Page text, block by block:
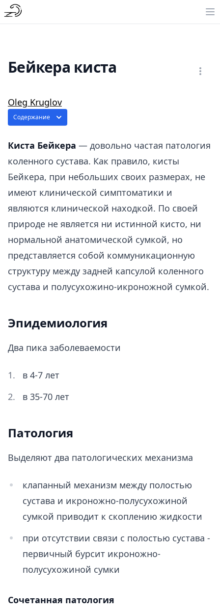
Бейкера киста
Oleg Kruglov
Содержание
Киста Бейкера — довольно частая патология
коленного сустава. Как правило, кисты
Бейкера, при небольших своих размерах, не
имеют клинической симптоматики и
являются клинической находкой. По своей
природе не является ни истинной кисто, ни
нормальной анатомической сумкой, но
представляется собой коммуникационную
структуру между задней капсулой коленного
сустава и полусухожино-икроножной сумкой.
Эпидемиология
Два пика заболеваемости
в 4-7 лет
в 35-70 лет
Патология
Выделяют два патологических механизма
клапанный механизм между полостью
сустава и икроножно-полусухожиной
сумкой приводит к скоплению жидкости
при отсутствии связи с полостью сустава -
первичный бурсит икроножно-
полусухожиной сумки
Сочетанная патология